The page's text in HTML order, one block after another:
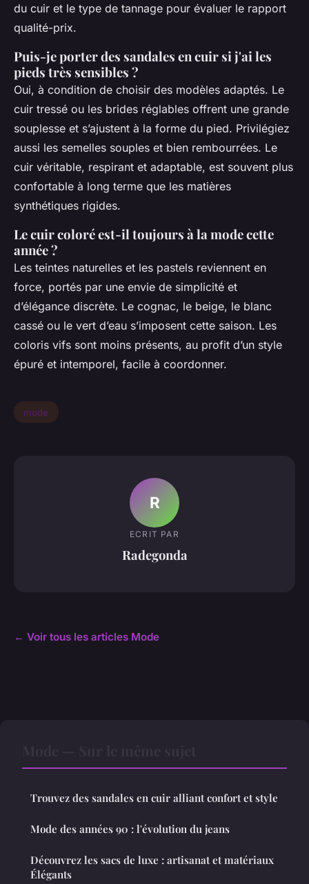
du cuir et le type de tannage pour évaluer le rapport
qualité-prix.
Puis-je porter des sandales en cuir si j'ai les
pieds très sensibles ?
Oui, à condition de choisir des modèles adaptés. Le
cuir tressé ou les brides réglables offrent une grande
souplesse et s’ajustent à la forme du pied. Privilégiez
aussi les semelles souples et bien rembourrées. Le
cuir véritable, respirant et adaptable, est souvent plus
confortable à long terme que les matières
synthétiques rigides.
Le cuir coloré est-il toujours à la mode cette
année ?
Les teintes naturelles et les pastels reviennent en
force, portés par une envie de simplicité et
d’élégance discrète. Le cognac, le beige, le blanc
cassé ou le vert d’eau s’imposent cette saison. Les
coloris vifs sont moins présents, au profit d’un style
épuré et intemporel, facile à coordonner.
mode
R
ECRIT PAR
Radegonda
← Voir tous les articles Mode
Trouvez des sandales en cuir alliant confort et style
Mode des années 90 : l'évolution du jeans
Découvrez les sacs de luxe : artisanat et matériaux
Élégants